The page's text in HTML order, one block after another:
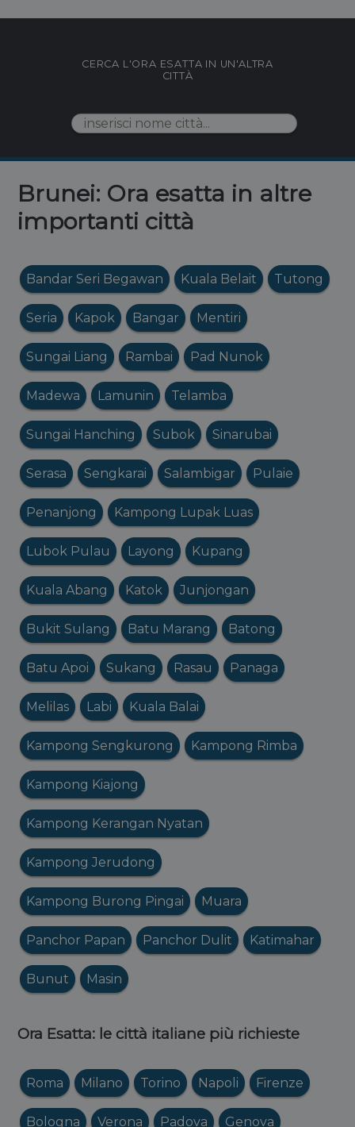
CERCA L'ORA ESATTA IN UN'ALTRA
CITTÀ
Brunei: Ora esatta in altre
importanti città
Bandar Seri Begawan Kuala Belait Tutong
Seria Kapok Bangar Mentiri
Sungai Liang Rambai Pad Nunok
Madewa Lamunin Telamba
Sungai Hanching Subok Sinarubai
Serasa Sengkarai Salambigar Pulaie
Penanjong Kampong Lupak Luas
Lubok Pulau Layong Kupang
Kuala Abang Katok Junjongan
Bukit Sulang Batu Marang Batong
Batu Apoi Sukang Rasau Panaga
Melilas Labi Kuala Balai
Kampong Sengkurong Kampong Rimba
Kampong Kiajong
Kampong Kerangan Nyatan
Kampong Jerudong
Kampong Burong Pingai Muara
Panchor Papan Panchor Dulit Katimahar
Bunut Masin
Ora Esatta: le città italiane più richieste
Roma Milano Torino Napoli Firenze
Bologna Verona Padova Genova